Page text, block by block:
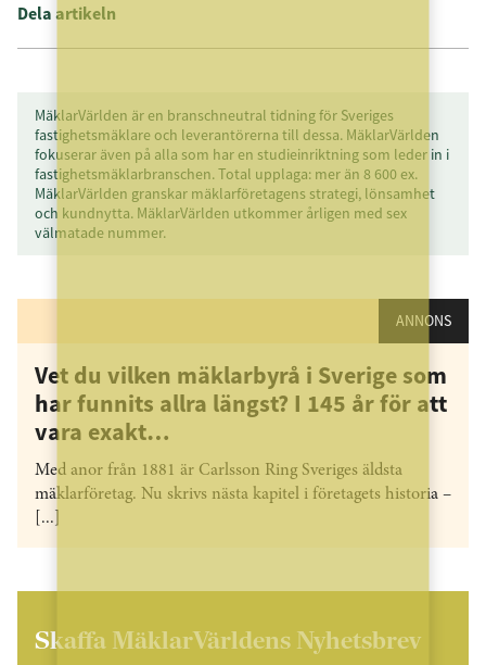
Dela artikeln
MäklarVärlden är en branschneutral tidning för Sveriges
fastighetsmäklare och leverantörerna till dessa. MäklarVärlden
fokuserar även på alla som har en studieinriktning som leder in i
fastighetsmäklarbranschen. Total upplaga: mer än 8 600 ex.
MäklarVärlden granskar mäklarföretagens strategi, lönsamhet
och kundnytta. MäklarVärlden utkommer årligen med sex
välmatade nummer.
ANNONS
Vet du vilken mäklarbyrå i Sverige som
har funnits allra längst? I 145 år för att
vara exakt…
Med anor från 1881 är Carlsson Ring Sveriges äldsta
mäklarföretag. Nu skrivs nästa kapitel i företagets historia –
[...]
Skaffa MäklarVärldens Nyhetsbrev